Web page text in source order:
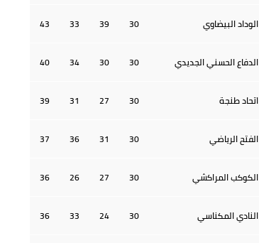
الوداد البيضاوي 30
39
33
43
الدفاع الحسني الجديدي 30
30
34
40
اتحاد طنجة 30
27
31
39
الفتح الرياضي 30
31
36
37
الكوكب المراكشي 30
27
26
36
النادي المكناسي 30
24
33
36